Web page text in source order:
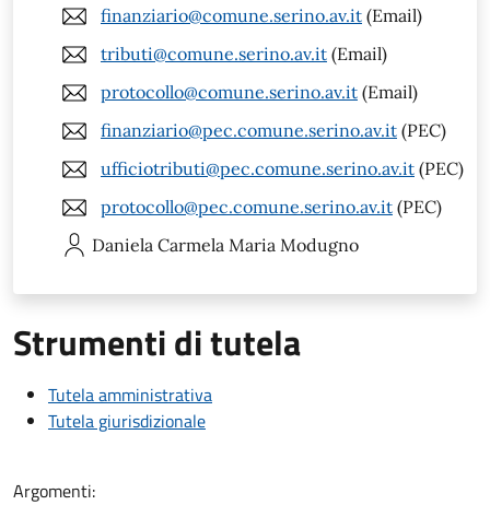
finanziario@comune.serino.av.it (Email)
tributi@comune.serino.av.it (Email)
protocollo@comune.serino.av.it (Email)
finanziario@pec.comune.serino.av.it (PEC)
ufficiotributi@pec.comune.serino.av.it (PEC)
protocollo@pec.comune.serino.av.it (PEC)
Daniela Carmela Maria Modugno
Strumenti di tutela
Tutela amministrativa
Tutela giurisdizionale
Argomenti: